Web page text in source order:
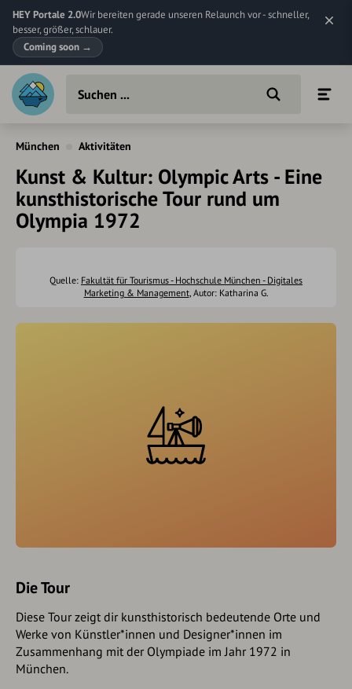
HEY Portale 2.0Wir bereiten gerade unseren Relaunch vor - schneller,
besser, größer, schlauer.
Coming soon →
München Aktivitäten
Kunst & Kultur: Olympic Arts - Eine
kunsthistorische Tour rund um
Olympia 1972
Quelle: Fakultät für Tourismus - Hochschule München - Digitales
Marketing & Management, Autor: Katharina G.
Die Tour
Diese Tour zeigt dir kunsthistorisch bedeutende Orte und
Werke von Künstler*innen und Designer*innen im
Zusammenhang mit der Olympiade im Jahr 1972 in
München.